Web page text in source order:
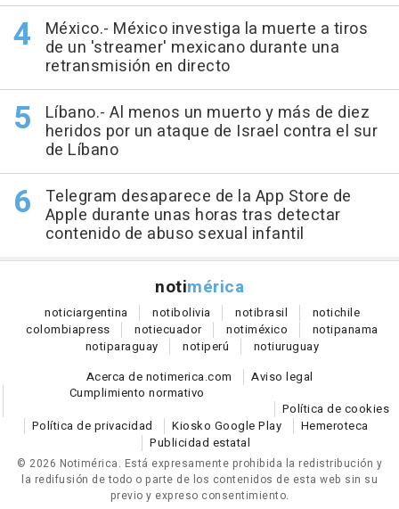
México.- México investiga la muerte a tiros
de un 'streamer' mexicano durante una
retransmisión en directo
Líbano.- Al menos un muerto y más de diez
heridos por un ataque de Israel contra el sur
de Líbano
Telegram desaparece de la App Store de
Apple durante unas horas tras detectar
contenido de abuso sexual infantil
notimérica
noticiargentina notibolivia notibrasil notichile
colombiapress notiecuador notiméxico notipanama
notiparaguay notiperú notiuruguay
Acerca de notimerica.com
Aviso legal
Cumplimiento normativo
Política de cookies
Política de privacidad
Kiosko Google Play
Hemeroteca
Publicidad estatal
© 2026 Notimérica. Está expresamente prohibida la redistribución y
la redifusión de todo o parte de los contenidos de esta web sin su
previo y expreso consentimiento.